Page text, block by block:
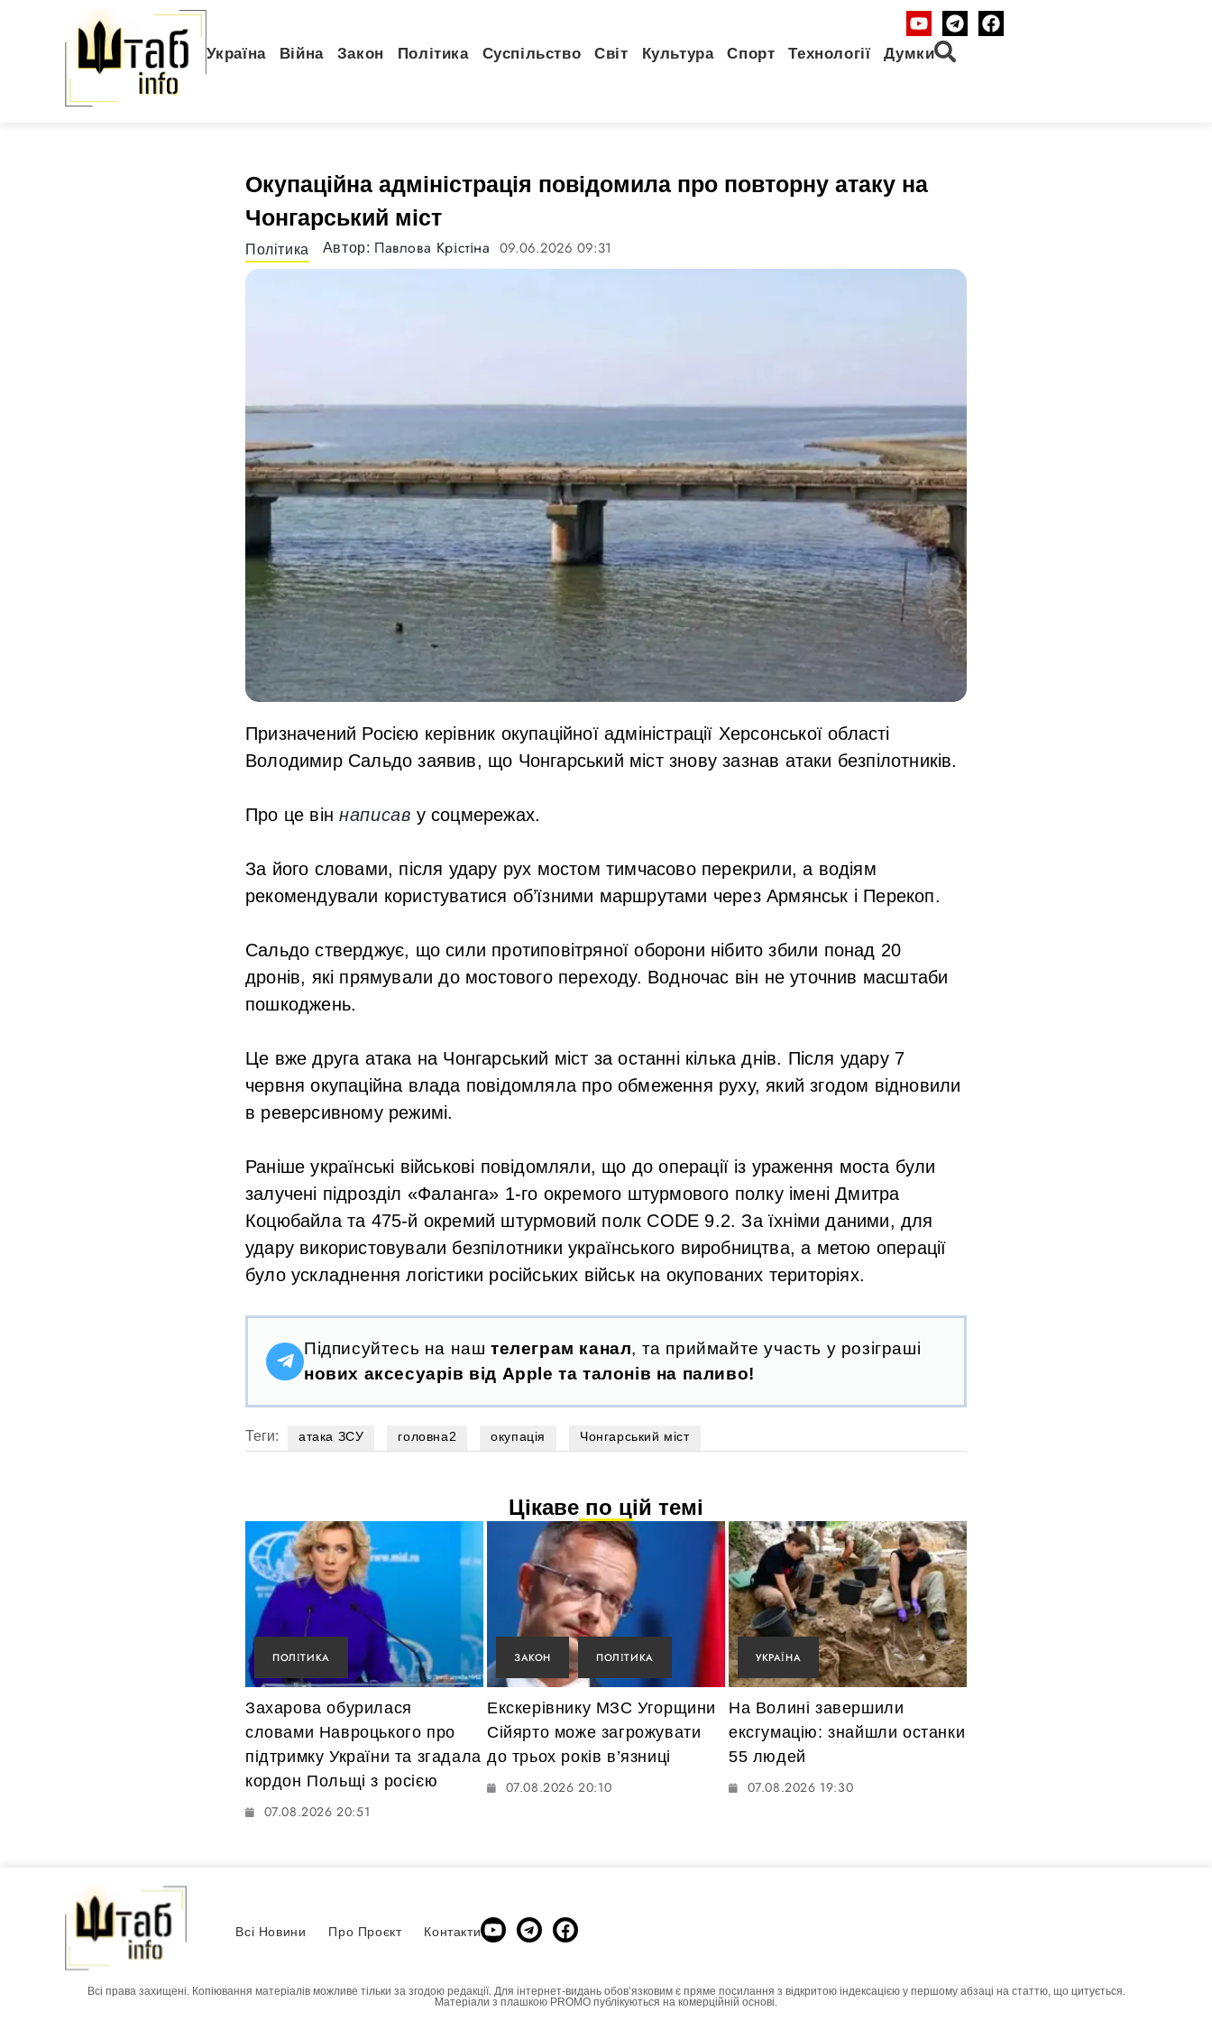
Україна Війна Закон Політика Суспільство Світ Культура Спорт Технології Думки
Окупаційна адміністрація повідомила про повторну атаку на
Чонгарський міст
Політика Автор: Павлова Крістіна 09.06.2026 09:31
Призначений Росією керівник окупаційної адміністрації Херсонської області
Володимир Сальдо заявив, що Чонгарський міст знову зазнав атаки безпілотників.
Про це віннаписав у соцмережах.
За його словами, після удару рух мостом тимчасово перекрили, а водіям
рекомендували користуватися об’їзними маршрутами через Армянськ і Перекоп.
Сальдо стверджує, що сили протиповітряної оборони нібито збили понад 20
дронів, які прямували до мостового переходу. Водночас він не уточнив масштаби
пошкоджень.
Це вже друга атака на Чонгарський міст за останні кілька днів. Після удару 7
червня окупаційна влада повідомляла про обмеження руху, який згодом відновили
в реверсивному режимі.
Раніше українські військові повідомляли, що до операції із ураження моста були
залучені підрозділ «Фаланга» 1-го окремого штурмового полку імені Дмитра
Коцюбайла та 475-й окремий штурмовий полк CODE 9.2. За їхніми даними, для
удару використовували безпілотники українського виробництва, а метою операції
було ускладнення логістики російських військ на окупованих територіях.
Підписуйтесь на наш телеграм канал, та приймайте участь у розіграші
нових аксесуарів від Apple та талонів на паливо!
Теги: атака ЗСУ головна2 окупація Чонгарський міст
Цікаве по цій темі
ПОЛІТИКА
Захарова обурилася
словами Навроцького про
підтримку України та згадала
кордон Польщі з росією
07.08.2026 20:51
ЗАКОН ПОЛІТИКА
Екскерівнику МЗС Угорщини
Сійярто може загрожувати
до трьох років в’язниці
07.08.2026 20:10
УКРАЇНА
На Волині завершили
ексгумацію: знайшли останки
55 людей
07.08.2026 19:30
Всі Новини Про Проєкт Контакти
Всі права захищені. Копіювання матеріалів можливе тільки за згодою редакції. Для інтернет-видань обовʼязковим є пряме посилання з відкритою індексацією у першому абзаці на статтю, що цитується.
Матеріали з плашкою PROMO публікуються на комерційній основі.